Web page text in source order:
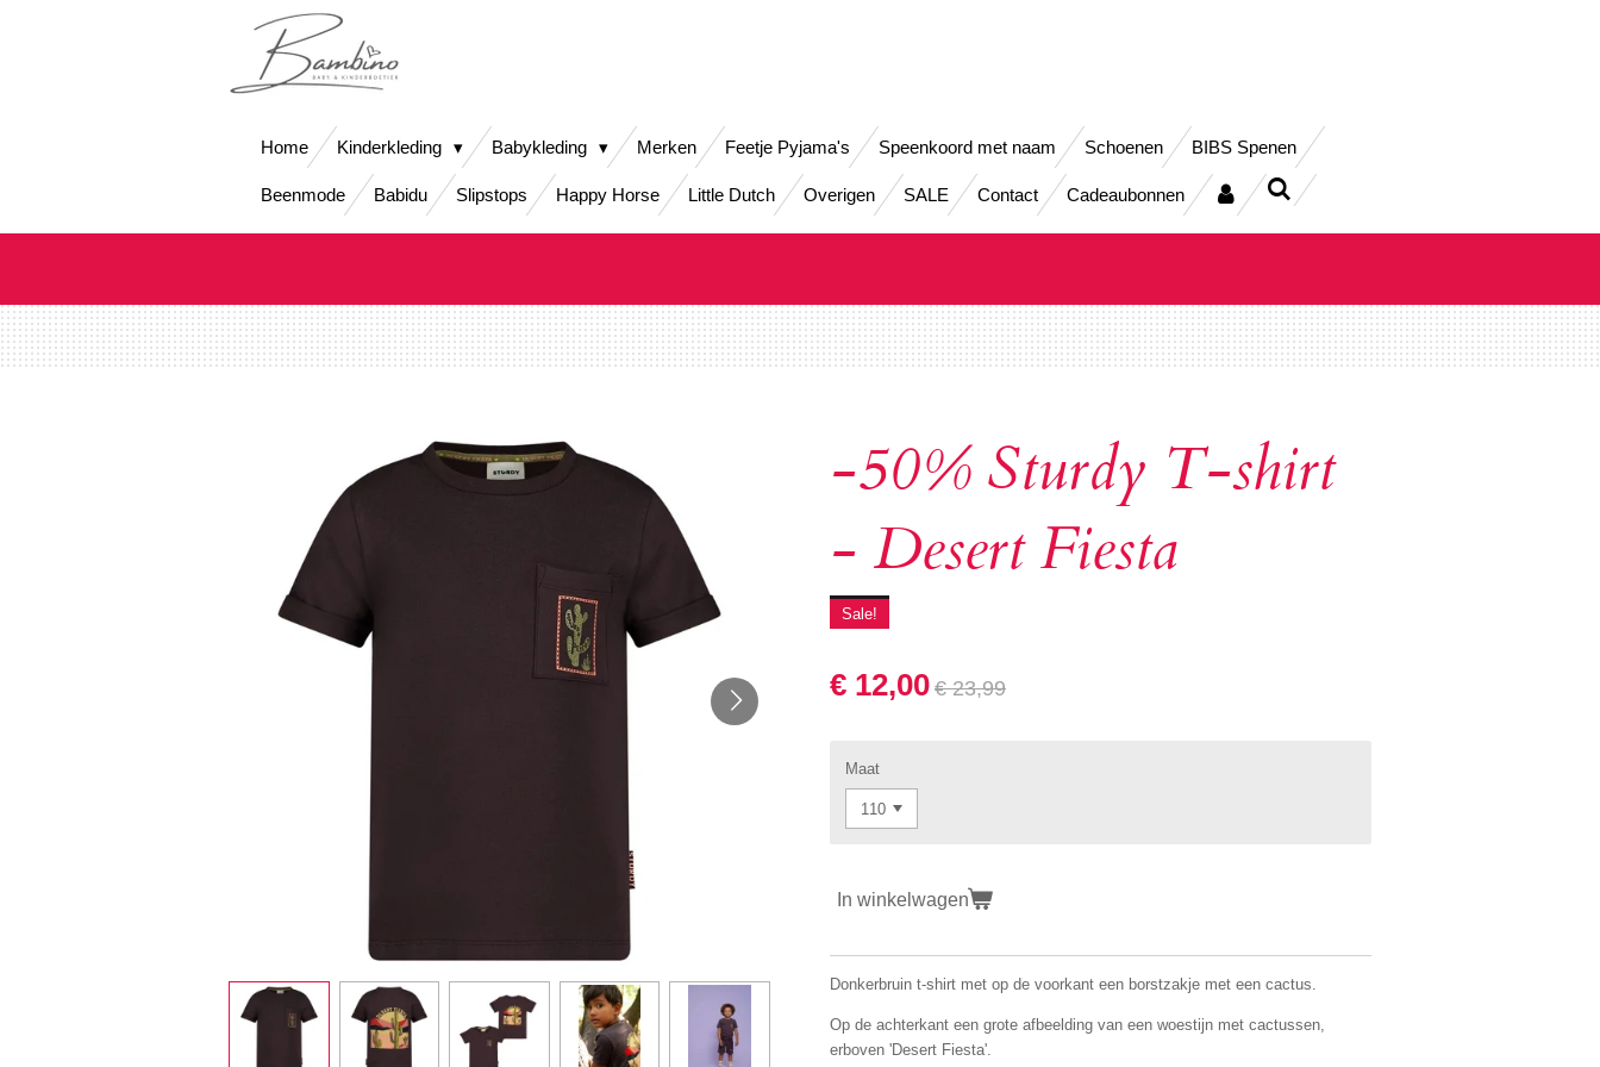
Home Kinderkleding Babykleding Merken Feetje Pyjama's Speenkoord met naam Schoenen BIBS Spenen
Beenmode Babidu Slipstops Happy Horse Little Dutch Overigen SALE Contact Cadeaubonnen
-50% Sturdy T-shirt
- Desert Fiesta
Sale!
€ 12,00€ 23,99
Maat
In winkelwagen
Donkerbruin t-shirt met op de voorkant een borstzakje met een cactus.
Op de achterkant een grote afbeelding van een woestijn met cactussen,
erboven 'Desert Fiesta'.